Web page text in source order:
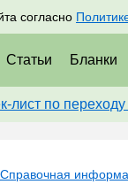
согласно
Статьи Бланки
лист по
Справочная